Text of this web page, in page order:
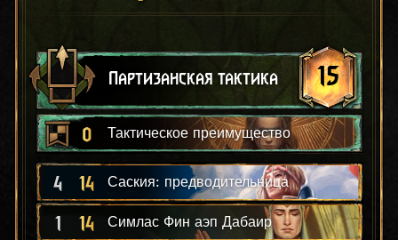
Партизанская тактика 15
0 Тактическое преимущество
4 14 Саския: предводительница
1 14 Симлас Фин аэп Дабаир